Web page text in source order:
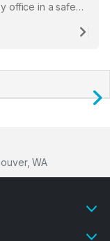
office in a safe
the
WA